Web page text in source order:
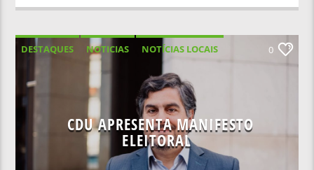
DESTAQUES NOTICIAS
NOTÍCIAS LOCAIS
NOTÍCIAS NACIONAIS
0
CDU APRESENTA MANIFESTO
ELEITORAL